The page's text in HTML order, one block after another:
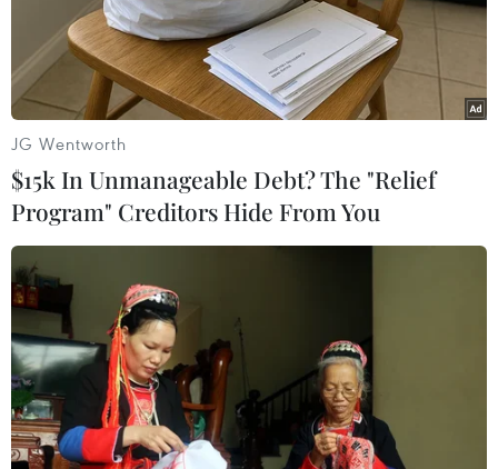
Kết quả của các nhà nghiên cứu Anh cho biết cứ 7 trẻ
em lại có 1 em biểu hiện những triệu chứng liên quan
đến COVID-19 nhiều tháng sau khi có kết quả xét
nghiệm dương tính.
JG Wentworth
$15k In Unmanageable Debt? The "Relief
Program" Creditors Hide From You